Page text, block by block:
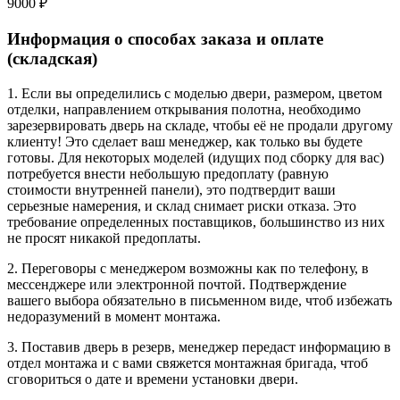
9000 ₽
Информация о способах заказа и оплате
(складская)
1. Если вы определились с моделью двери, размером, цветом
отделки, направлением открывания полотна, необходимо
зарезервировать дверь на складе, чтобы её не продали другому
клиенту! Это сделает ваш менеджер, как только вы будете
готовы. Для некоторых моделей (идущих под сборку для вас)
потребуется внести небольшую предоплату (равную
стоимости внутренней панели), это подтвердит ваши
серьезные намерения, и склад снимает риски отказа. Это
требование определенных поставщиков, большинство из них
не просят никакой предоплаты.
2. Переговоры с менеджером возможны как по телефону, в
мессенджере или электронной почтой. Подтверждение
вашего выбора обязательно в письменном виде, чтоб избежать
недоразумений в момент монтажа.
3. Поставив дверь в резерв, менеджер передаст информацию в
отдел монтажа и с вами свяжется монтажная бригада, чтоб
сговориться о дате и времени установки двери.